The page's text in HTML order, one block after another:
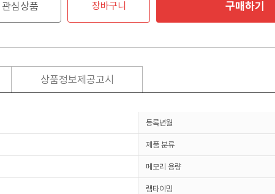
관심상품 장바구니 구매하기
상품정보제공고시
등록년월
제품 분류
메모리 용량
램타이밍